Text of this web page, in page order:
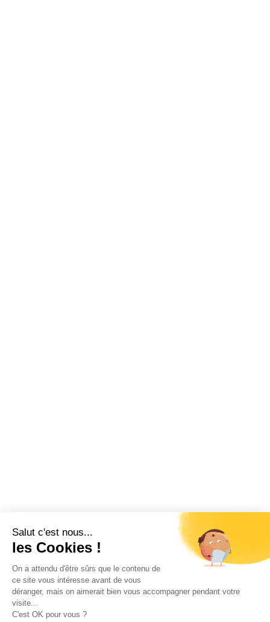
Salut c'est nous...
les Cookies !
On a attendu d'être sûrs que le contenu de
ce site vous intéresse avant de vous
déranger, mais on aimerait bien vous accompagner pendant votre
visite...
C'est OK pour vous ?